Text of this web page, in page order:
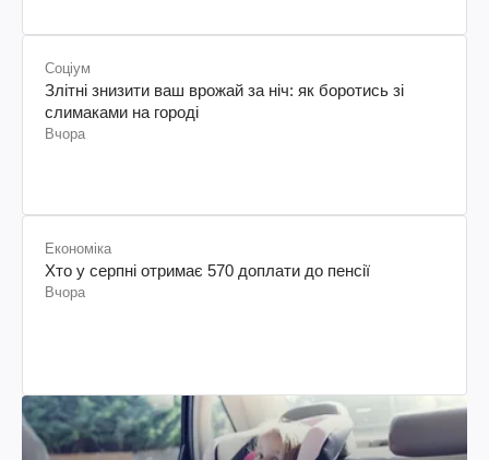
Соціум
Злітні знизити ваш врожай за ніч: як боротись зі
слимаками на городі
Вчора
Економіка
Хто у серпні отримає 570 доплати до пенсії
Вчора